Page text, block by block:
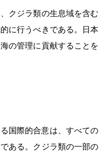
クジラ類の生息域を含む
に行うべきである。日本
の管理に貢献することを
国際的合意は、すべての
ある。クジラ類の一部の